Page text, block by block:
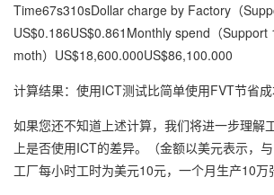
Time67s310sDollar charge by Factory（
US$0.186US$0.861Monthly spend（
moth）US$18,600.000US$86,100.000
计算结果：使用ICT测试比简单使用FVT节省
如果您还不知道上述计算，我们将进一步理解
上是否使用ICT的差异。（金额以美元表示，
工厂每小时工时为美元10元，一个月生产10万